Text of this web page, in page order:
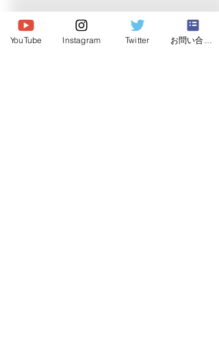
Association.Allright reserved.
YouTube Instagram Twitter